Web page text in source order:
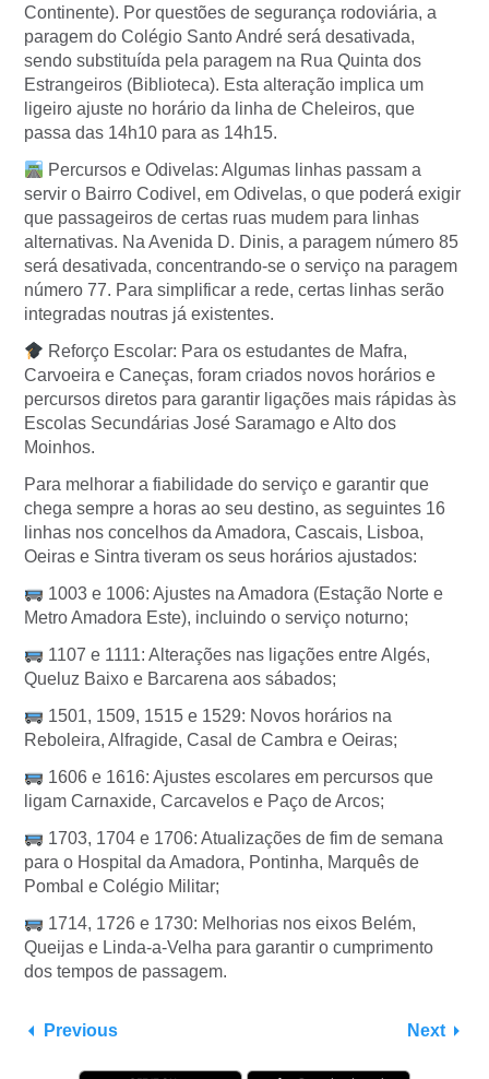
Continente). Por questões de segurança rodoviária, a
paragem do Colégio Santo André será desativada,
sendo substituída pela paragem na Rua Quinta dos
Estrangeiros (Biblioteca). Esta alteração implica um
ligeiro ajuste no horário da linha de Cheleiros, que
passa das 14h10 para as 14h15.
Percursos e Odivelas: Algumas linhas passam a
servir o Bairro Codivel, em Odivelas, o que poderá exigir
que passageiros de certas ruas mudem para linhas
alternativas. Na Avenida D. Dinis, a paragem número 85
será desativada, concentrando-se o serviço na paragem
número 77. Para simplificar a rede, certas linhas serão
integradas noutras já existentes.
Reforço Escolar: Para os estudantes de Mafra,
Carvoeira e Caneças, foram criados novos horários e
percursos diretos para garantir ligações mais rápidas às
Escolas Secundárias José Saramago e Alto dos
Moinhos.
Para melhorar a fiabilidade do serviço e garantir que
chega sempre a horas ao seu destino, as seguintes 16
linhas nos concelhos da Amadora, Cascais, Lisboa,
Oeiras e Sintra tiveram os seus horários ajustados:
1003 e 1006: Ajustes na Amadora (Estação Norte e
Metro Amadora Este), incluindo o serviço noturno;
1107 e 1111: Alterações nas ligações entre Algés,
Queluz Baixo e Barcarena aos sábados;
1501, 1509, 1515 e 1529: Novos horários na
Reboleira, Alfragide, Casal de Cambra e Oeiras;
1606 e 1616: Ajustes escolares em percursos que
ligam Carnaxide, Carcavelos e Paço de Arcos;
1703, 1704 e 1706: Atualizações de fim de semana
para o Hospital da Amadora, Pontinha, Marquês de
Pombal e Colégio Militar;
1714, 1726 e 1730: Melhorias nos eixos Belém,
Queijas e Linda-a-Velha para garantir o cumprimento
dos tempos de passagem.
Previous Next